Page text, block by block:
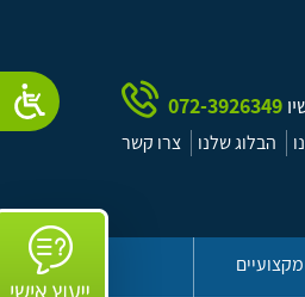
072-3926349
הבלוג שלנו צרו קשר